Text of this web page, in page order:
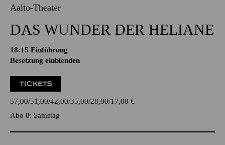
Aalto-Theater
DAS WUNDER DER HELIANE
18:15 Einführung
Besetzung einblenden
TICKETS
57,00 51,00 42,00 35,00 28,00 17,00 €
Abo 8: Samstag